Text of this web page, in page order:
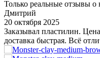
Только реальные отзывы
Дмитрий
20 октября 2025
Заказывал пластилин.
доставка быстрая. Всё